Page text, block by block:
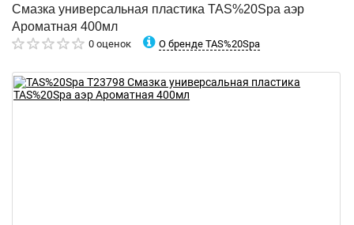
Смазка универсальная пластика TAS%20Spa аэр
Ароматная 400мл
0 оценок О бренде TAS%20Spa